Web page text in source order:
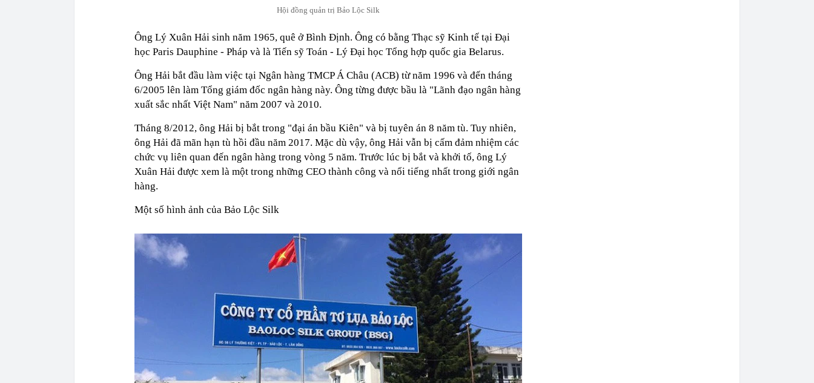
Hội đồng quản trị Bảo Lộc Silk
Ông Lý Xuân Hải sinh năm 1965, quê ở Bình Định. Ông có bằng Thạc sỹ Kinh tế tại Đại
học Paris Dauphine - Pháp và là Tiến sỹ Toán - Lý Đại học Tổng hợp quốc gia Belarus.
Ông Hải bắt đầu làm việc tại Ngân hàng TMCP Á Châu (ACB) từ năm 1996 và đến tháng
6/2005 lên làm Tổng giám đốc ngân hàng này. Ông từng được bầu là "Lãnh đạo ngân hàng
xuất sắc nhất Việt Nam" năm 2007 và 2010.
Tháng 8/2012, ông Hải bị bắt trong "đại án bầu Kiên" và bị tuyên án 8 năm tù. Tuy nhiên,
ông Hải đã mãn hạn tù hồi đầu năm 2017. Mặc dù vậy, ông Hải vẫn bị cấm đảm nhiệm các
chức vụ liên quan đến ngân hàng trong vòng 5 năm. Trước lúc bị bắt và khởi tố, ông Lý
Xuân Hải được xem là một trong những CEO thành công và nổi tiếng nhất trong giới ngân
hàng.
Một số hình ảnh của Bảo Lộc Silk